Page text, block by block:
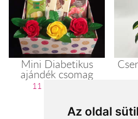
Az oldal
Mini Diabetikus
ajándék csomag
11 200 Ft-tól